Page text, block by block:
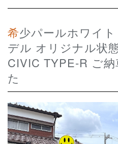
希少パールホワイト 後期180系最終モ
デル オリジナル状
CIVIC TYPE-R ご
た